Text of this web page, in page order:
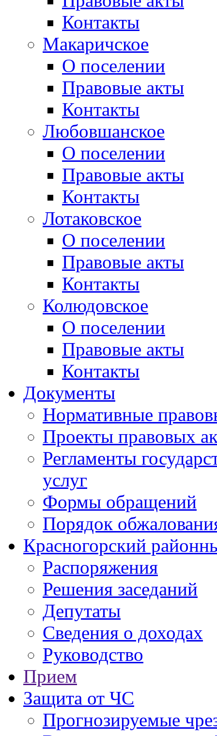
Контакты
Макаричское
О поселении
Правовые акты
Контакты
Любовшанское
О поселении
Правовые акты
Контакты
Лотаковское
О поселении
Правовые акты
Контакты
Колюдовское
О поселении
Правовые акты
Контакты
Документы
Нормативные
Проекты правовых
Регламенты
услуг
Формы обращений
Порядок
Красногорский
Распоряжения
Решения заседаний
Депутаты
Сведения о доходах
Руководство
Прием
Защита от ЧС
Прогнозируемые